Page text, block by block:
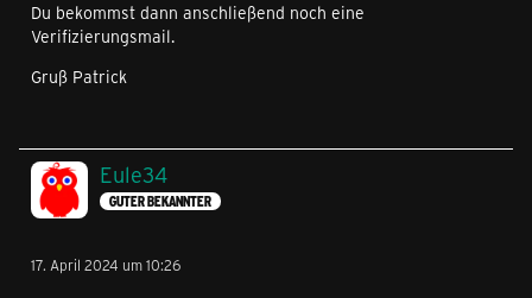
Du bekommst dann anschließend noch eine
Verifizierungsmail.
Gruß Patrick
Eule34
GUTER BEKANNTER
17. April 2024 um 10:26